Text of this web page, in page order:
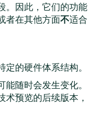
。因此，它们的功能
者在其他方面不适合
的硬件体系结构。
随时会发生变化。
术预览的后续版本，